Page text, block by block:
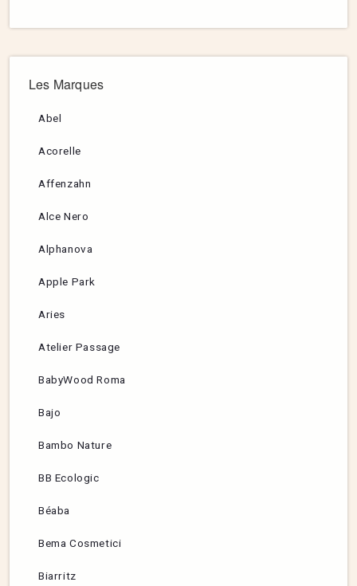
Les Marques
Abel
Acorelle
Affenzahn
Alce Nero
Alphanova
Apple Park
Aries
Atelier Passage
BabyWood Roma
Bajo
Bambo Nature
BB Ecologic
Béaba
Bema Cosmetici
Biarritz